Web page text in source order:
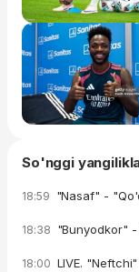
So'nggi
18:59 "Nasaf" -
18:38 "Bunyodkor" -
18:00 LIVE.